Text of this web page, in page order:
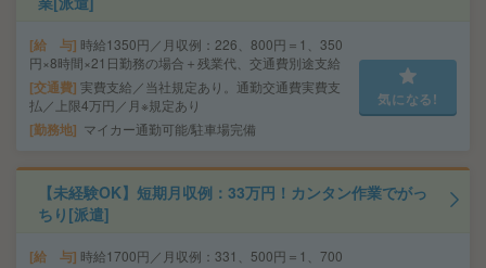
給 与 時給1350円／月収例：226、800円＝1、350
円×8時間×21日勤務の場合＋残業代、交通費別途支給
交通費 実費支給／当社規定あり。通勤交通費実費支
払／上限4万円／月※規定あり
勤務地 マイカー通勤可能/駐車場完備
気になる!
【未経験OK】短期月収例：33万円！カンタン作業でがっ
ちり[派遣]
給 与 時給1700円／月収例：331、500円＝1、700